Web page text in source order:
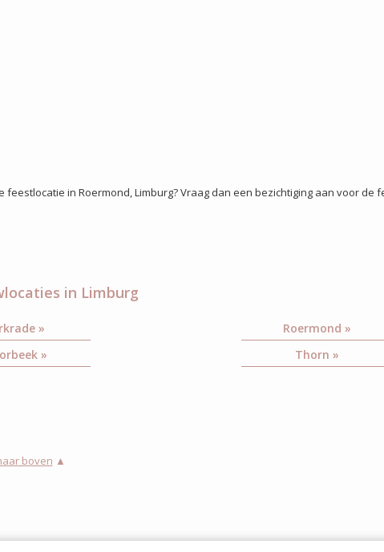
in Roermond, Limburg? Vraag dan een bezichtiging aan voor de
in Limburg
»
»
Roermond »
Thorn »
boven ▲